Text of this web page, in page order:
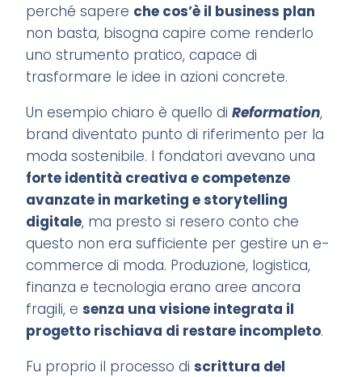
perché sapere che cos’è il business plan
non basta, bisogna capire come renderlo
uno strumento pratico, capace di
trasformare le idee in azioni concrete.
Un esempio chiaro è quello diReformation,
brand diventato punto di riferimento per la
moda sostenibile. I fondatori avevano una
forte identità creativa e competenze
avanzate in marketing e storytelling
digitale, ma presto si resero conto che
questo non era sufficiente per gestire un e-
commerce di moda. Produzione, logistica,
finanza e tecnologia erano aree ancora
fragili, esenza una visione integrata il
progetto rischiava di restare incompleto.
Fu proprio il processo discrittura del